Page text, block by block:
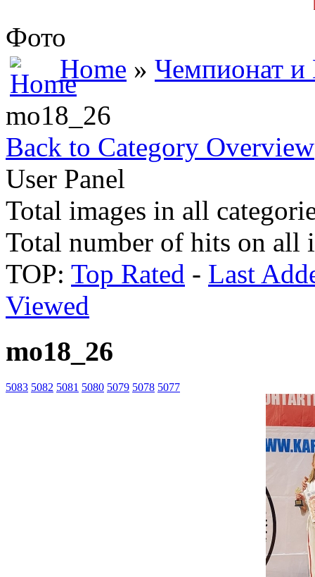
Фото
Home » Чемпионат
mo18_26
Back to Category Overview
User Panel
Total images in all
Total number of hits on all
TOP: Top Rated - Last
Viewed
mo18_26
5083 5082 5081 5080 5079 5078 5077